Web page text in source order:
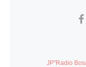
JP"Radio